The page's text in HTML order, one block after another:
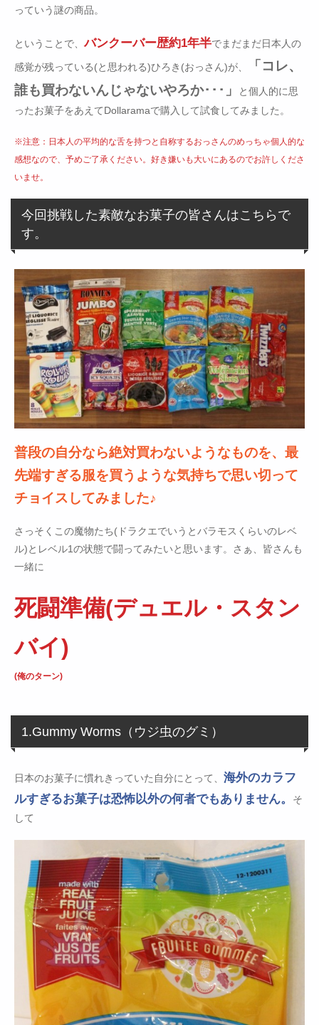
っていう謎の商品。
ということで、バンクーバー歴約1年半でまだまだ日本人の
感覚が残っている(と思われる)ひろき(おっさん)が、
「コレ、
誰も買わないんじゃないやろか･･･」
と個人的に思
ったお菓子をあえてDollaramaで購入して試食してみました。
※注意：日本人の平均的な舌を持つと自称するおっさんのめっちゃ個人的な
感想なので、予めご了承ください。好き嫌いも大いにあるのでお許しくださ
いませ。
今回挑戦した素敵なお菓子の皆さんはこちらで
す。
普段の自分なら絶対買わないようなものを、最
先端すぎる服を買うような気持ちで思い切って
チョイスしてみました♪
さっそくこの魔物たち(ドラクエでいうとバラモスくらいのレベ
ル)とレベル1の状態で闘ってみたいと思います。さぁ、皆さんも
一緒に
死闘準備(デュエル・スタン
バイ)
(俺のターン)
1.Gummy Worms（ウジ虫のグミ）
日本のお菓子に慣れきっていた自分にとって、 海外のカラフ
ルすぎるお菓子は恐怖以外の何者でもありません。
そ
して